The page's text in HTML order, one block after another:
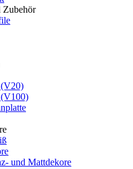
Zubehör
und Mattdekore